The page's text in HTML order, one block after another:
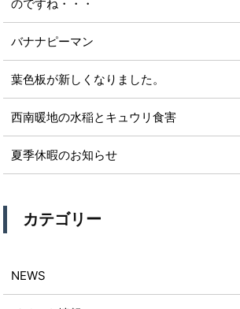
のですね・・・
バナナピーマン
葉色板が新しくなりました。
西南暖地の水稲とキュウリ食害
夏季休暇のお知らせ
カテゴリー
NEWS